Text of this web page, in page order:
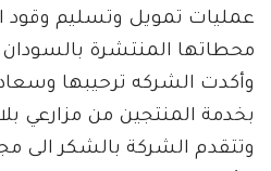
عمليات تمويل وتسليم وقود
محطاتها المنتشرة بالسودان
وأكدت الشركه ترحيبها
بخدمة المنتجين من مزارعي
وتتقدم الشركة بالشكر الى